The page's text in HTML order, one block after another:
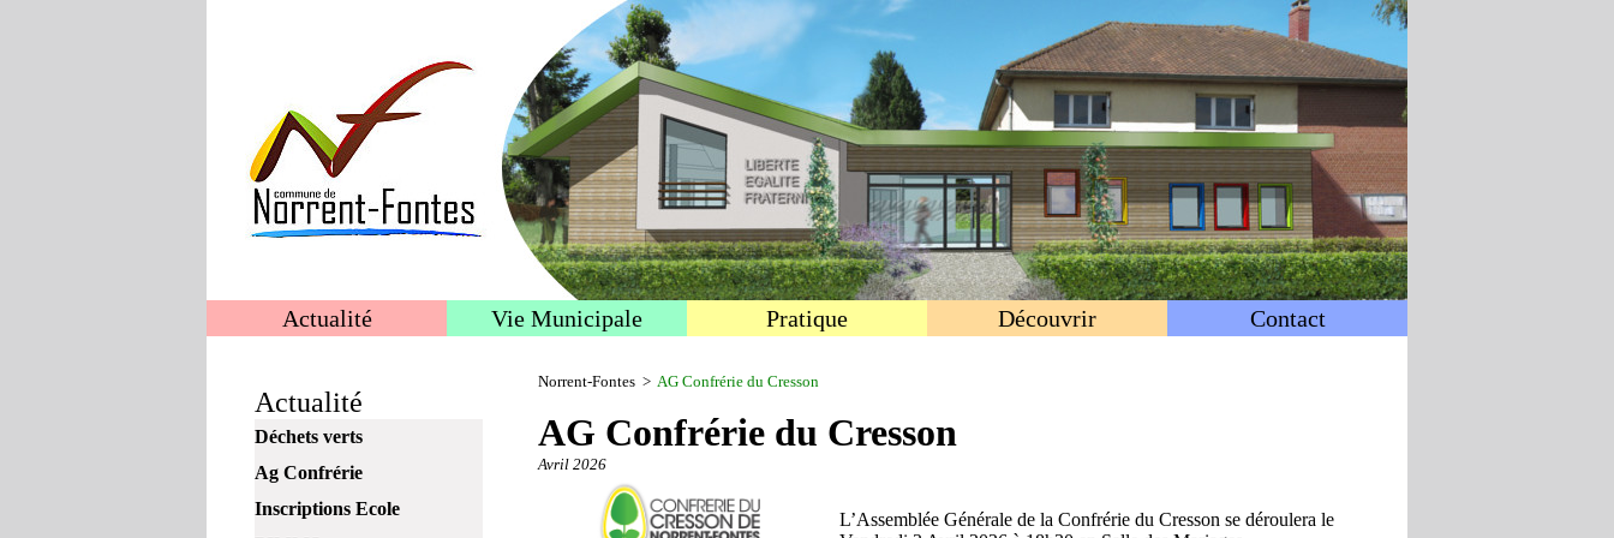
Actualité Vie Municipale Pratique Découvrir Contact
Actualité
Déchets verts
Ag Confrérie
Inscriptions Ecole
Norrent-Fontes> AG Confrérie du Cresson
AG Confrérie du Cresson
Avril 2026
L’Assemblée Générale de la Confrérie du Cresson se déroulera le